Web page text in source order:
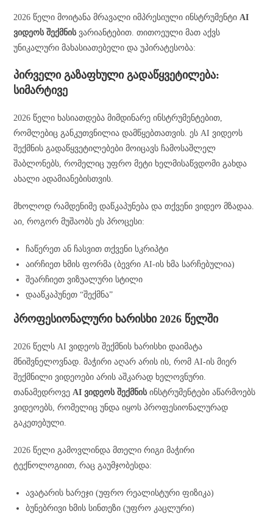
2026 წელი მოიტანა მრავალი იმპრესიული ინსტრუმენტიAI
ვიდეოს შექმნისვარიანტებით. თითოეული მათ აქვს
უნიკალური მახასიათებელი და უპირატესობა:
პირველი გაზაფხული გადაწყვეტილება:
სიმარტივე
2026 წელი ხასიათდება მიმდინარე ინსტრუმენტებით,
რომლებიც განკუთვნილია დამწყებთათვის. ეს AI ვიდეოს
შექმნის გადაწყვეტილებები მოიცავს ჩამოსაშლელ
შაბლონებს, რომელიც უფრო მეტი ხელმისაწვდომი გახდა
ახალი ადამიანებისთვის.
მხოლოდ რამდენიმე დაწკაპუნება და თქვენი ვიდეო მზადაა.
აი, როგორ მუშაობს ეს პროცესი:
ჩაწერეთ ან ჩასვით თქვენი სკრიპტი
აირჩიეთ ხმის ფორმა (ბევრი AI-ის ხმა სარჩებულია)
შეარჩიეთ ვიზუალური სტილი
დააწკაპუნეთ “შექმნა”
პროფესიონალური ხარისხი 2026 წელში
2026 წელს AI ვიდეოს შექმნის ხარისხი დაიმატა
მნიშვნელოვნად. მაჭირი აღარ არის ის, რომ AI-ის მიერ
შექმნილი ვიდეოები არის აშკარად ხელოვნური.
თანამედროვეAI ვიდეოს შექმნისინსტრუმენტები აწარმოებს
ვიდეოებს, რომელიც უნდა იყოს პროფესიონალურად
გაკეთებული.
2026 წელი გამოვლინდა მთელი რიგი მაჭირი
ტექნოლოგიით, რაც გაუმჯობესდა:
ავატარის ხარეჯი (უფრო რეალისტური ფიზიკა)
ბუნებრივი ხმის სინთეზი (უფრო კაცლური)